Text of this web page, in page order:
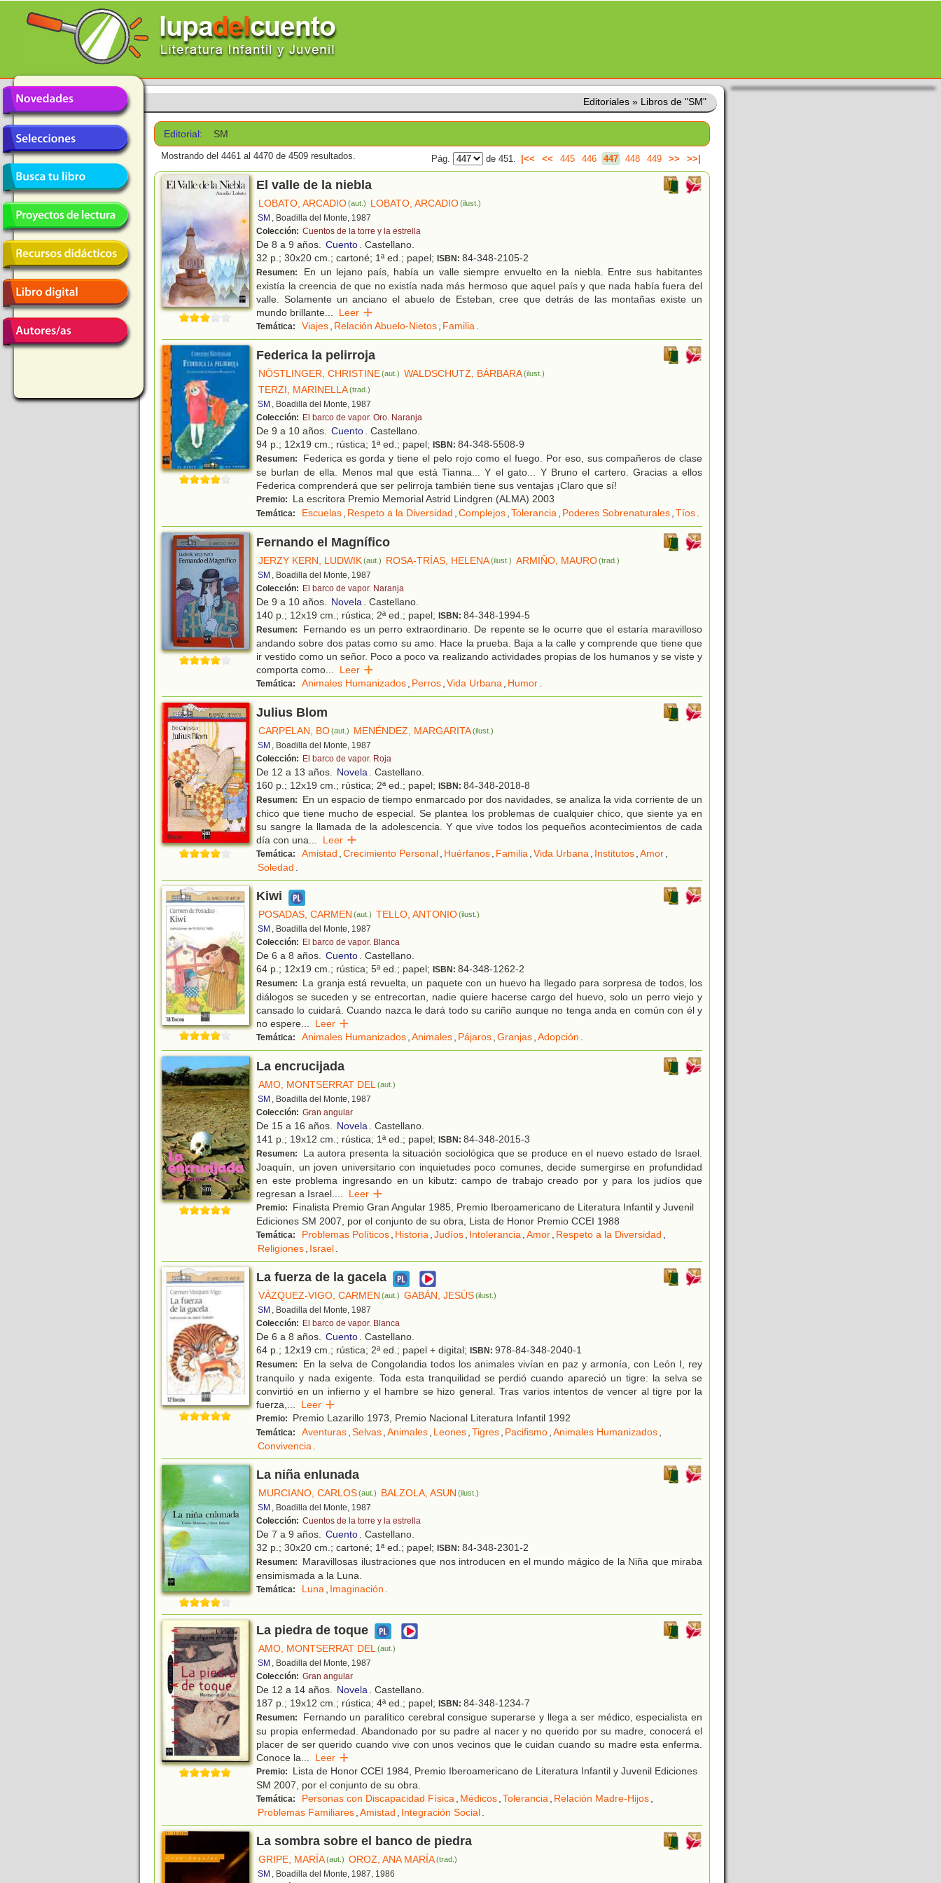
Editoriales » Libros de "SM"
Editorial: SM
Mostrando del 4461 al 4470 de 4509 resultados. Pág. de 451. |<< << 445 446 447 448 449 >> >>|
El valle de la niebla
LOBATO, ARCADIO(aut.) LOBATO, ARCADIO(ilust.)
SM , Boadilla del Monte, 1987
Colección: Cuentos de la torre y la estrella
De 8 a 9 años. Cuento. Castellano.
32 p.; 30x20 cm.; cartoné; 1ª ed.; papel; ISBN: 84-348-2105-2
Resumen:
En un lejano país, había un valle siempre envuelto en la niebla. Entre sus habitantes
existía la creencia de que no existía nada más hermoso que aquel país y que nada había fuera del
valle. Solamente un anciano el abuelo de Esteban, cree que detrás de las montañas existe un
mundo brillante... Leer
Temática: Viajes, Relación Abuelo-Nietos, Familia.
Federica la pelirroja
NÖSTLINGER, CHRISTINE(aut.) WALDSCHUTZ, BÁRBARA(ilust.)
TERZI, MARINELLA(trad.)
SM , Boadilla del Monte, 1987
Colección: El barco de vapor. Oro. Naranja
De 9 a 10 años. Cuento. Castellano.
94 p.; 12x19 cm.; rústica; 1ª ed.; papel; ISBN: 84-348-5508-9
Resumen:
Federica es gorda y tiene el pelo rojo como el fuego. Por eso, sus compañeros de clase
se burlan de ella. Menos mal que está Tianna... Y el gato... Y Bruno el cartero. Gracias a ellos
Federica comprenderá que ser pelirroja también tiene sus ventajas ¡Claro que sí!
Premio: La escritora Premio Memorial Astrid Lindgren (ALMA) 2003
Temática: Escuelas, Respeto a la Diversidad ,Complejos,Tolerancia, Poderes Sobrenaturales,Tíos.
Fernando el Magnífico
JERZY KERN, LUDWIK(aut.) ROSA-TRÍAS, HELENA(ilust.) ARMIÑO, MAURO (trad.)
SM , Boadilla del Monte, 1987
Colección: El barco de vapor. Naranja
De 9 a 10 años. Novela. Castellano.
140 p.; 12x19 cm.; rústica; 2ª ed.; papel; ISBN: 84-348-1994-5
Resumen:
Fernando es un perro extraordinario. De repente se le ocurre que el estaría maravilloso
andando sobre dos patas como su amo. Hace la prueba. Baja a la calle y comprende que tiene que
ir vestido como un señor. Poco a poco va realizando actividades propias de los humanos y se viste y
comporta como... Leer
Temática: Animales Humanizados, Perros,Vida Urbana, Humor.
Julius Blom
CARPELAN, BO(aut.) MENÉNDEZ, MARGARITA(ilust.)
SM , Boadilla del Monte, 1987
Colección: El barco de vapor. Roja
De 12 a 13 años. Novela. Castellano.
160 p.; 12x19 cm.; rústica; 2ª ed.; papel; ISBN: 84-348-2018-8
Resumen:
En un espacio de tiempo enmarcado por dos navidades, se analiza la vida corriente de un
chico que tiene mucho de especial. Se plantea los problemas de cualquier chico, que siente ya en
su sangre la llamada de la adolescencia. Y que vive todos los pequeños acontecimientos de cada
día con una... Leer
Temática: Amistad ,Crecimiento Personal, Huérfanos, Familia,Vida Urbana, Institutos,Amor,
Soledad .
Kiwi
POSADAS, CARMEN (aut.) TELLO, ANTONIO(ilust.)
SM , Boadilla del Monte, 1987
Colección: El barco de vapor. Blanca
De 6 a 8 años. Cuento. Castellano.
64 p.; 12x19 cm.; rústica; 5ª ed.; papel; ISBN: 84-348-1262-2
Resumen:
La granja está revuelta, un paquete con un huevo ha llegado para sorpresa de todos, los
diálogos se suceden y se entrecortan, nadie quiere hacerse cargo del huevo, solo un perro viejo y
cansado lo cuidará. Cuando nazca le dará todo su cariño aunque no tenga anda en común con él y
no espere... Leer
Temática: Animales Humanizados,Animales, Pájaros,Granjas,Adopción .
La encrucijada
AMO, MONTSERRAT DEL(aut.)
SM , Boadilla del Monte, 1987
Colección: Gran angular
De 15 a 16 años. Novela. Castellano.
141 p.; 19x12 cm.; rústica; 1ª ed.; papel; ISBN: 84-348-2015-3
Resumen:
La autora presenta la situación sociológica que se produce en el nuevo estado de Israel.
Joaquín, un joven universitario con inquietudes poco comunes, decide sumergirse en profundidad
en este problema ingresando en un kibutz: campo de trabajo creado por y para los judíos que
regresan a Israel.... Leer
Premio:
Finalista Premio Gran Angular 1985, Premio Iberoamericano de Literatura Infantil y Juvenil
Ediciones SM 2007, por el conjunto de su obra, Lista de Honor Premio CCEI 1988
Temática: Problemas Políticos, Historia,Judíos, Intolerancia,Amor, Respeto a la Diversidad ,
Religiones, Israel.
La fuerza de la gacela
VÁZQUEZ-VIGO, CARMEN (aut.) GABÁN, JESÚS(ilust.)
SM , Boadilla del Monte, 1987
Colección: El barco de vapor. Blanca
De 6 a 8 años. Cuento. Castellano.
64 p.; 12x19 cm.; rústica; 2ª ed.; papel + digital; ISBN: 978-84-348-2040-1
Resumen:
En la selva de Congolandia todos los animales vivían en paz y armonía, con León I, rey
tranquilo y nada exigente. Toda esta tranquilidad se perdió cuando apareció un tigre: la selva se
convirtió en un infierno y el hambre se hizo general. Tras varios intentos de vencer al tigre por la
fuerza,... Leer
Premio: Premio Lazarillo 1973, Premio Nacional Literatura Infantil 1992
Temática: Aventuras,Selvas,Animales, Leones,Tigres, Pacifismo,Animales Humanizados,
Convivencia.
La niña enlunada
MURCIANO, CARLOS(aut.) BALZOLA, ASUN (ilust.)
SM , Boadilla del Monte, 1987
Colección: Cuentos de la torre y la estrella
De 7 a 9 años. Cuento. Castellano.
32 p.; 30x20 cm.; cartoné; 1ª ed.; papel; ISBN: 84-348-2301-2
Resumen:
Maravillosas ilustraciones que nos introducen en el mundo mágico de la Niña que miraba
ensimismada a la Luna.
Temática: Luna, Imaginación .
La piedra de toque
AMO, MONTSERRAT DEL (aut.)
SM , Boadilla del Monte, 1987
Colección: Gran angular
De 12 a 14 años. Novela
. Castellano.
187 p.; 19x12 cm.; rústica; 4ª ed.; papel; ISBN: 84-348-1234-7
Resumen:
Fernando un paralítico cerebral consigue superarse y llega a ser médico, especialista en
su propia enfermedad. Abandonado por su padre al nacer y no querido por su madre, conocerá el
placer de ser querido cuando vive con unos vecinos que le cuidan cuando su madre esta enferma.
Conoce la
Leer
Premio:
Lista de Honor CCEI 1984, Premio Iberoamericano de Literatura Infantil y Juvenil Ediciones
SM 2007, por el conjunto de su obra.
Temática: Personas con Discapacidad Física Médicos Tolerancia Relación Madre-Hijos
Problemas Familiares Amistad Integración Social
La sombra sobre el banco de piedra
GRIPE, MARÍA(aut.) OROZ, ANA MARÍA(trad.)
SM , Boadilla del Monte, 1987, 1986